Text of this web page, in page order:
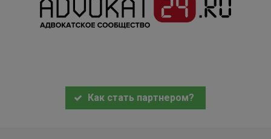
Как стать партнером?